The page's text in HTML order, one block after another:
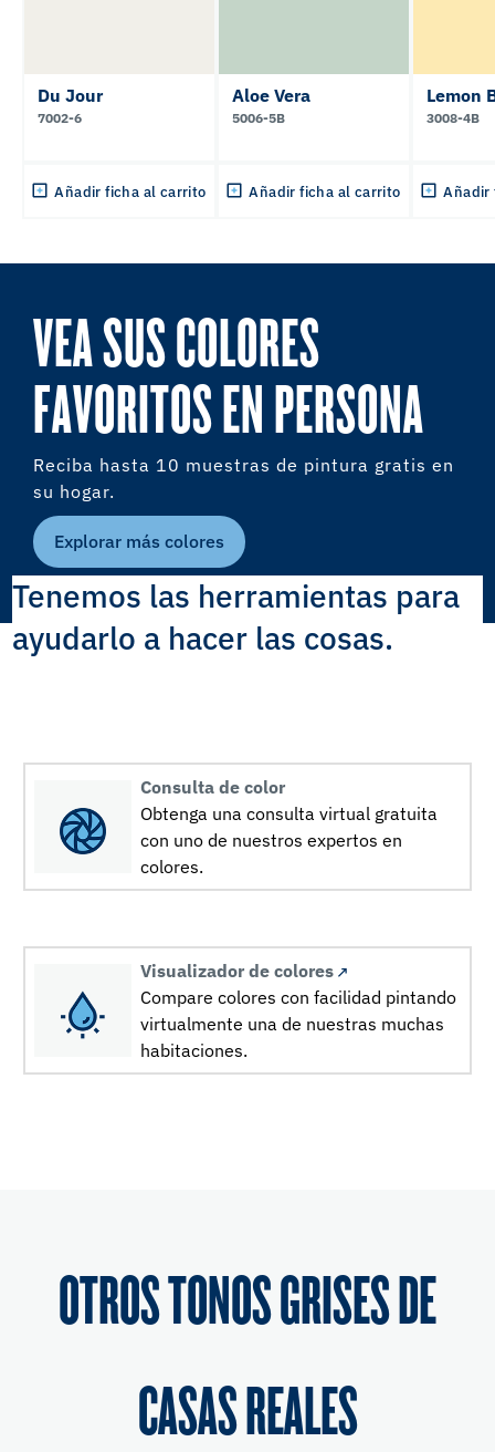
Du Jour
7002-6
Añadir ficha al carrito
Aloe Vera
5006-5B
Añadir ficha al carrito
Lemon
3008-4B
Añadir
VEA SUS COLORES
FAVORITOS EN PERSONA
Reciba hasta 10 muestras de pintura gratis en
su hogar.
Explorar más colores
Tenemos las herramientas para
ayudarlo a hacer las cosas.
Consulta de color
Obtenga una consulta virtual gratuita
con uno de nuestros expertos en
colores.
Visualizador de colores
Compare colores con facilidad pintando
virtualmente una de nuestras muchas
habitaciones.
OTROS TONOS GRISES DE
CASAS REALES